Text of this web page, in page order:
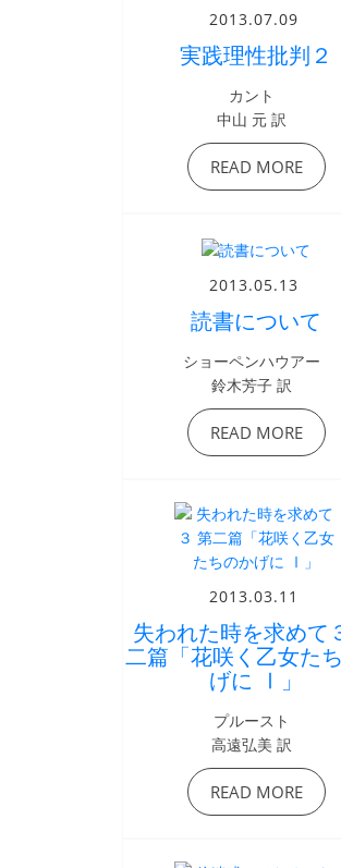
2013.07.09
実践理性批判２
カント
中山 元 訳
READ MORE
2013.05.13
読書について
ショーペンハウアー
鈴木芳子 訳
READ MORE
2013.03.11
失われた時を求めて
二篇「花咲く乙女た
げに Ⅰ」
プルースト
高遠弘美 訳
READ MORE